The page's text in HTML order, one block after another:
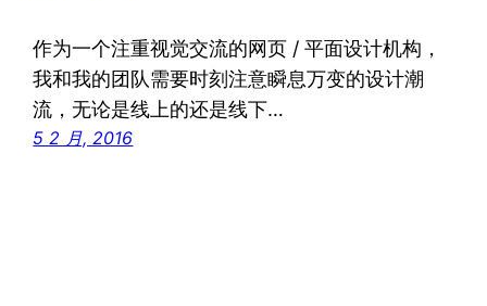
作为一个注重视觉交流的网页 / 平面设计机构，
我和我的团队需要时刻注意瞬息万变的设计潮
流，无论是线上的还是线下…
5 2 月, 2016